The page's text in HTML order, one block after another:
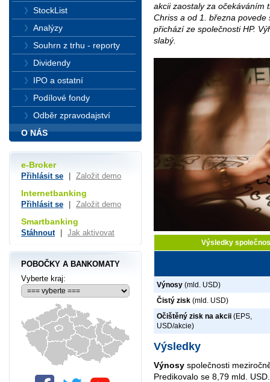
akcii zaostaly za očekáváním
Chriss a od 1. března
přichází ze společnosti HP.
slabý.
Výsledky
Výnosy (mld. USD)
Čistý zisk (mld. USD)
Očištěný zisk na akcii (EPS,
USD/akcie)
Výsledky
Výnosy společnosti
Predikovalo se 8,79 mld.
StockList
Analýzy
Souhrn z trhu - reporty
Dividendy
IPO a ostatní
Podílové fondy
Odběr zpravodajství
O NÁS
e-Broker
Přihlásit se Založit demo
Internetbanking
Přihlásit se Založit demo
Smartbanking
Stáhnout Jak aktivovat
POBOČKY A BANKOMATY
Vyberte kraj: